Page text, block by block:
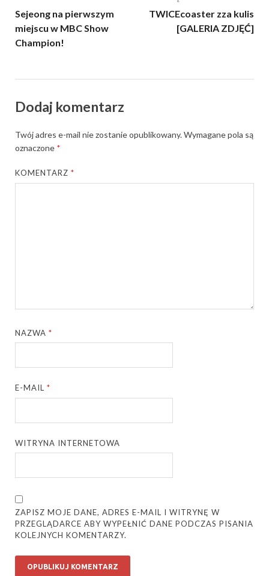
Sejeong na pierwszym
miejscu w MBC Show
Champion!
TWICEcoaster zza kulis
[GALERIA ZDJĘĆ]
Dodaj komentarz
Twój adres e-mail nie zostanie opublikowany.Wymagane pola są
oznaczone *
KOMENTARZ*
NAZWA*
E-MAIL*
WITRYNA INTERNETOWA
ZAPISZ MOJE DANE, ADRES E-MAIL I WITRYNĘ W
PRZEGLĄDARCE ABY WYPEŁNIĆ DANE PODCZAS PISANIA
KOLEJNYCH KOMENTARZY.